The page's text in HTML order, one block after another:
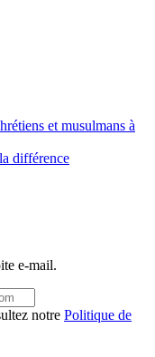
et musulmans à
différence
e-mail.
notre Politique de